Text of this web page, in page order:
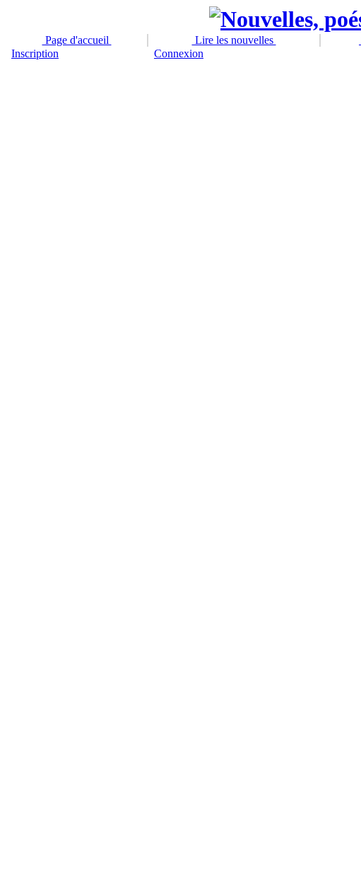
Page d'accueil Lire les nouvelles
Inscription
Connexion